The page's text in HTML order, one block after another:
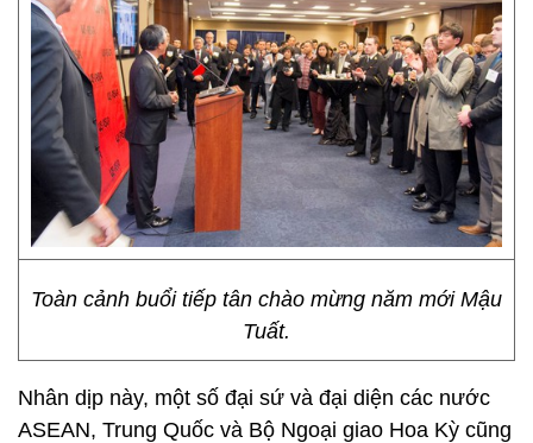
Toàn cảnh buổi tiếp tân chào mừng năm mới Mậu
Tuất.
Nhân dịp này, một số đại sứ và đại diện các nước
ASEAN, Trung Quốc và Bộ Ngoại giao Hoa Kỳ cũng